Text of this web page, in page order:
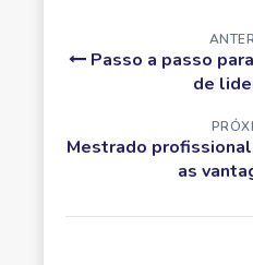
Passo a passo
de
Mestrado
as